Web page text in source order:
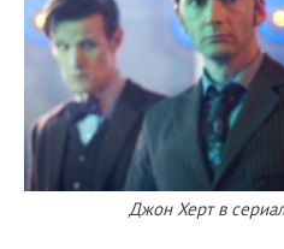
Джон Херт в